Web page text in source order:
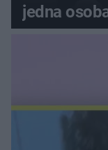
jedna